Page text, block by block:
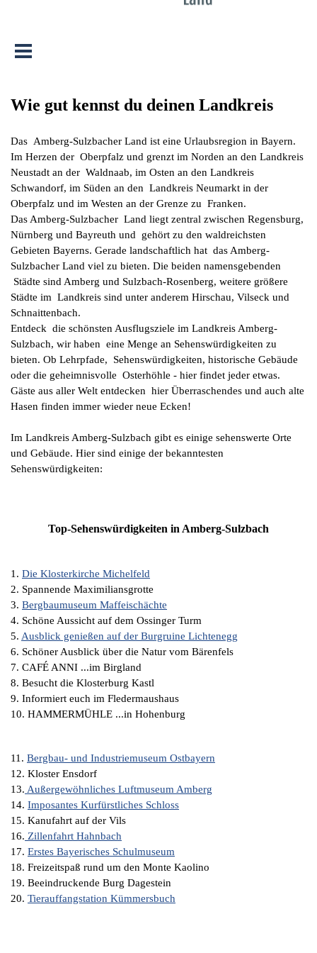
Wie gut kennst du deinen Landkreis
Das Amberg-Sulzbacher Land ist eine Urlaubsregion in Bayern.
Im Herzen der Oberpfalz und grenzt im Norden an den Landkreis
Neustadt an der Waldnaab, im Osten an den Landkreis
Schwandorf, im Süden an den Landkreis Neumarkt in der
Oberpfalz und im Westen an der Grenze zu Franken.
Das Amberg-Sulzbacher Land liegt zentral zwischen Regensburg,
Nürnberg und Bayreuth und gehört zu den waldreichsten
Gebieten Bayerns. Gerade landschaftlich hat das Amberg-
Sulzbacher Land viel zu bieten. Die beiden namensgebenden
Städte sind Amberg und Sulzbach-Rosenberg, weitere größere
Städte im Landkreis sind unter anderem Hirschau, Vilseck und
Schnaittenbach.
Entdeck die schönsten Ausflugsziele im Landkreis Amberg-
Sulzbach, wir haben eine Menge an Sehenswürdigkeiten zu
bieten. Ob Lehrpfade, Sehenswürdigkeiten, historische Gebäude
oder die geheimnisvolle Osterhöhle - hier findet jeder etwas.
Gäste aus aller Welt entdecken hier Überraschendes und auch alte
Hasen finden immer wieder neue Ecken!
Im Landkreis Amberg-Sulzbach gibt es einige sehenswerte Orte
und Gebäude. Hier sind einige der bekanntesten
Sehenswürdigkeiten:
Top-Sehenswürdigkeiten in Amberg-Sulzbach
1. Die Klosterkirche Michelfeld
2. Spannende Maximiliansgrotte
3. Bergbaumuseum Maffeischächte
4. Schöne Aussicht auf dem Ossinger Turm
5. Ausblick genießen auf der Burgruine Lichtenegg
6. Schöner Ausblick über die Natur vom Bärenfels
7. CAFÉ ANNI ...im Birgland
8. Besucht die Klosterburg Kastl
9. Informiert euch im Fledermaushaus
10. HAMMERMÜHLE ...in Hohenburg
11. Bergbau- und Industriemuseum Ostbayern
12. Kloster Ensdorf
13. Außergewöhnliches Luftmuseum Amberg
14. Imposantes Kurfürstliches Schloss
15. Kanufahrt auf der Vils
16. Zillenfahrt Hahnbach
17. Erstes Bayerisches Schulmuseum
18. Freizeitspaß rund um den Monte Kaolino
19. Beeindruckende Burg Dagestein
20. Tierauffangstation Kümmersbuch